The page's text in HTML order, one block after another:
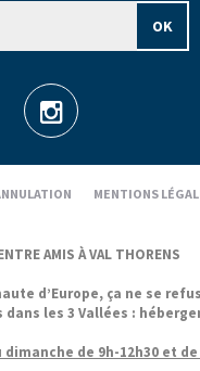
MENTIONS
AMIS À VAL THORENS
d’Europe, ça ne se
les 3 Vallées :
de 9h-12h30 et de